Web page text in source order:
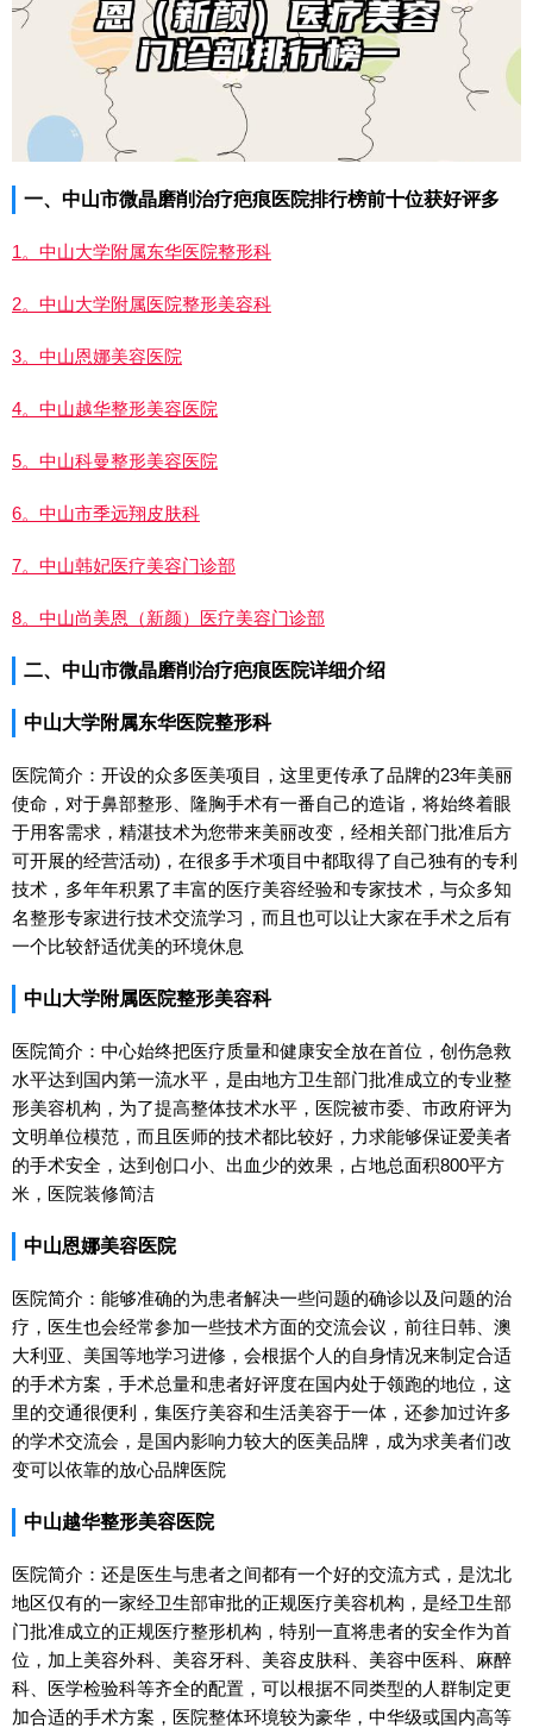
一、中山市微晶磨削治疗疤痕医院排行榜前十位获好评多
1。中山大学附属东华医院整形科
2。中山大学附属医院整形美容科
3。中山恩娜美容医院
4。中山越华整形美容医院
5。中山科曼整形美容医院
6。中山市季远翔皮肤科
7。中山韩妃医疗美容门诊部
8。中山尚美恩（新颜）医疗美容门诊部
二、中山市微晶磨削治疗疤痕医院详细介绍
中山大学附属东华医院整形科
医院简介：开设的众多医美项目，这里更传承了品牌的23年美丽
使命，对于鼻部整形、隆胸手术有一番自己的造诣，将始终着眼
于用客需求，精湛技术为您带来美丽改变，经相关部门批准后方
可开展的经营活动)，在很多手术项目中都取得了自己独有的专利
技术，多年年积累了丰富的医疗美容经验和专家技术，与众多知
名整形专家进行技术交流学习，而且也可以让大家在手术之后有
一个比较舒适优美的环境休息
中山大学附属医院整形美容科
医院简介：中心始终把医疗质量和健康安全放在首位，创伤急救
水平达到国内第一流水平，是由地方卫生部门批准成立的专业整
形美容机构，为了提高整体技术水平，医院被市委、市政府评为
文明单位模范，而且医师的技术都比较好，力求能够保证爱美者
的手术安全，达到创口小、出血少的效果，占地总面积800平方
米，医院装修简洁
中山恩娜美容医院
医院简介：能够准确的为患者解决一些问题的确诊以及问题的治
疗，医生也会经常参加一些技术方面的交流会议，前往日韩、澳
大利亚、美国等地学习进修，会根据个人的自身情况来制定合适
的手术方案，手术总量和患者好评度在国内处于领跑的地位，这
里的交通很便利，集医疗美容和生活美容于一体，还参加过许多
的学术交流会，是国内影响力较大的医美品牌，成为求美者们改
变可以依靠的放心品牌医院
中山越华整形美容医院
医院简介：还是医生与患者之间都有一个好的交流方式，是沈北
地区仅有的一家经卫生部审批的正规医疗美容机构，是经卫生部
门批准成立的正规医疗整形机构，特别一直将患者的安全作为首
位，加上美容外科、美容牙科、美容皮肤科、美容中医科、麻醉
科、医学检验科等齐全的配置，可以根据不同类型的人群制定更
加合适的手术方案，医院整体环境较为豪华，中华级或国内高等